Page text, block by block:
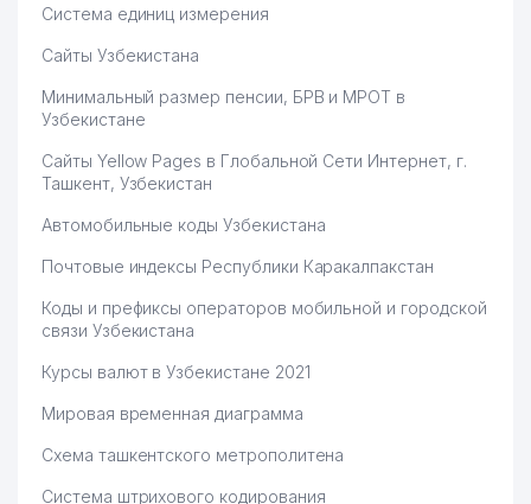
Система единиц измерения
Сайты Узбекистана
Минимальный размер пенсии, БРВ и МРОТ в
Узбекистане
Сайты Yellow Pages в Глобальной Сети Интернет, г.
Ташкент, Узбекистан
Автомобильные коды Узбекистана
Почтовые индексы Республики Каракалпакстан
Коды и префиксы операторов мобильной и городской
связи Узбекистана
Курсы валют в Узбекистане 2021
Мировая временная диаграмма
Схема ташкентского метрополитена
Система штрихового кодирования